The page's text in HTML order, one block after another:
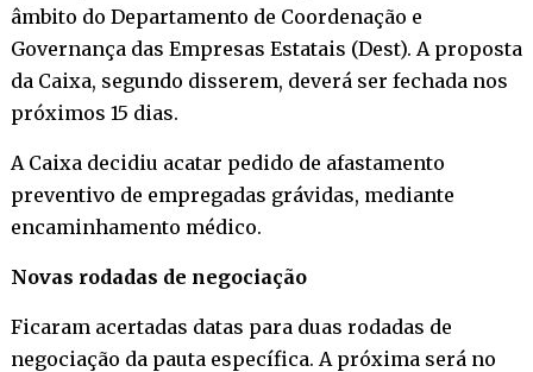
âmbito do Departamento de Coordenação e
Governança das Empresas Estatais (Dest). A proposta
da Caixa, segundo disserem, deverá ser fechada nos
próximos 15 dias.
A Caixa decidiu acatar pedido de afastamento
preventivo de empregadas grávidas, mediante
encaminhamento médico.
Novas rodadas de negociação
Ficaram acertadas datas para duas rodadas de
negociação da pauta específica. A próxima será no